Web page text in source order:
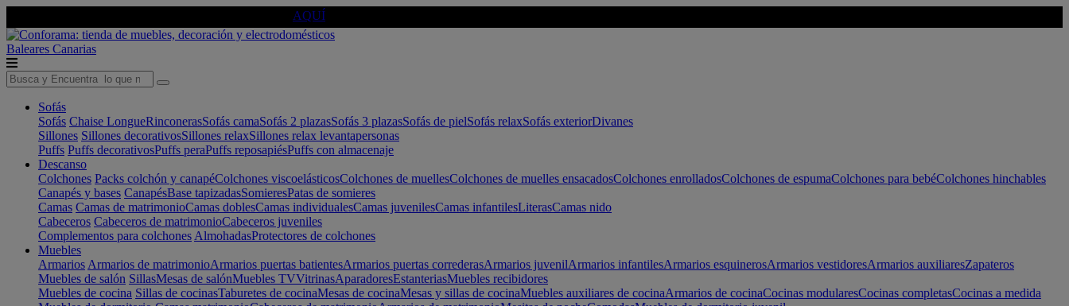
AQUÍ
Baleares Canarias
Sofás
Sofás Chaise LongueRinconerasSofás camaSofás 2 plazasSofás 3 plazasSofás de pielSofás relaxSofás exteriorDivanes
Sillones Sillones decorativosSillones relaxSillones relax levantapersonas
Puffs Puffs decorativosPuffs peraPuffs reposapiésPuffs con almacenaje
Descanso
Colchones Packs colchón y canapéColchones viscoelásticosColchones de muellesColchones de muelles ensacadosColchones enrolladosColchones de espumaColchones para bebéColchones hinchables
Canapés y bases CanapésBase tapizadasSomieresPatas de somieres
Camas Camas de matrimonioCamas doblesCamas individualesCamas juvenilesCamas infantilesLiterasCamas nido
Cabeceros Cabeceros de matrimonioCabeceros juveniles
Complementos para colchones AlmohadasProtectores de colchones
Muebles
Armarios Armarios de matrimonioArmarios puertas batientesArmarios puertas correderasArmarios juvenilArmarios infantilesArmarios esquinerosArmarios vestidoresArmarios auxiliaresZapateros
Muebles de salón SillasMesas de salónMuebles TVVitrinasAparadoresEstanteriasMuebles recibidores
Muebles de cocina Sillas de cocinasTaburetes de cocinaMesas de cocinaMesas y sillas de cocinaMuebles auxiliares de cocinaArmarios de cocinaCocinas modularesCocinas completasCocinas a medida